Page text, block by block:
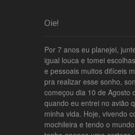
Oie!
Por 7 anos eu planejei,
igual louca e tomei
e pessoais muitos difíceis
pra realizar esse sonho,
começou dia 10 de Agosto
quando eu entrei no avião
minha vida. Hoje, vivendo
mochileira e tendo o